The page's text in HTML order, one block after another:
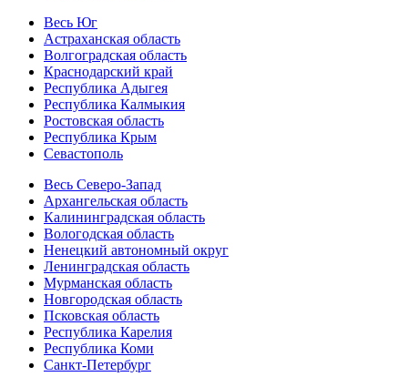
Весь Юг
Астраханская область
Волгоградская область
Краснодарский край
Республика Адыгея
Республика Калмыкия
Ростовская область
Республика Крым
Севастополь
Весь Северо-Запад
Архангельская область
Калининградская область
Вологодская область
Ненецкий автономный округ
Ленинградская область
Мурманская область
Новгородская область
Псковская область
Республика Карелия
Республика Коми
Санкт-Петербург